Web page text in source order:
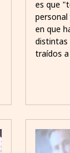
es que
en que
distintas
traídos